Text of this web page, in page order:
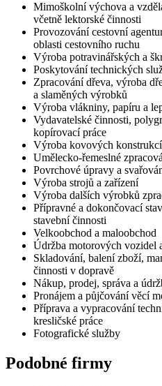
Mimoškolní výchova a
včetně lektorské činnosti
Provozování cestovní
oblasti cestovního ruchu
Výroba potravinářských a
Poskytování technických
Zpracování dřeva, výroba
a slaměných výrobků
Výroba vlákniny, papíru a
Vydavatelské činnosti,
kopírovací práce
Výroba kovových
Umělecko-řemeslné
Povrchové úpravy a
Výroba strojů a zařízení
Výroba dalších výrobků
Přípravné a dokončovací
stavební činnosti
Velkoobchod a maloobchod
Údržba motorových vozidel
Skladování, balení zboží,
činnosti v dopravě
Nákup, prodej, správa a
Pronájem a půjčování věcí
Příprava a vypracování
kresličské práce
Fotografické služby
Podobné firmy